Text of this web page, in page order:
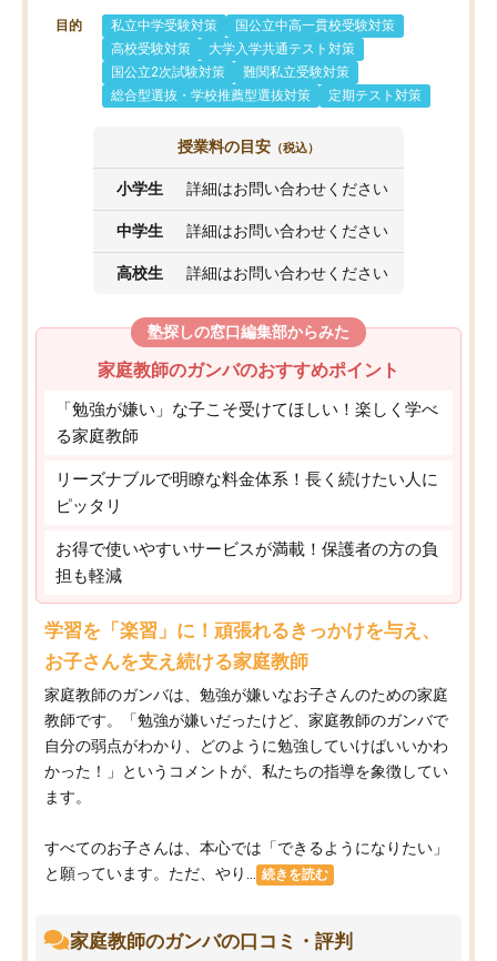
目的 私立中学受験対策
国公立中高一貫校受験対策
高校受験対策
大学入学共通テスト対策
国公立2次試験対策
難関私立受験対策
総合型選抜・学校推薦型選抜対策
定期テスト対策
授業料の目安 （税込）
小学生 詳細はお問い合わせください
中学生 詳細はお問い合わせください
高校生 詳細はお問い合わせください
塾探しの窓口編集部からみた
家庭教師のガンバのおすすめポイント
「勉強が嫌い」な子こそ受けてほしい！楽しく学べ
る家庭教師
リーズナブルで明瞭な料金体系！長く続けたい人に
ピッタリ
お得で使いやすいサービスが満載！保護者の方の負
担も軽減
学習を「楽習」に！頑張れるきっかけを与え、
お子さんを支え続ける家庭教師
家庭教師のガンバは、勉強が嫌いなお子さんのための家庭
教師です。「勉強が嫌いだったけど、家庭教師のガンバで
自分の弱点がわかり、どのように勉強していけばいいかわ
かった！」というコメントが、私たちの指導を象徴してい
ます。
すべてのお子さんは、本心では「できるようになりたい」
と願っています。ただ、やり...
続きを読む
家庭教師のガンバの口コミ・評判